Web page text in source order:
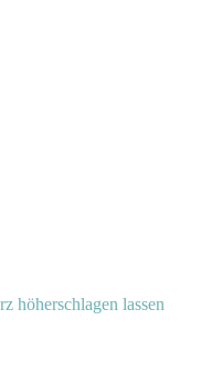
höherschlagen lassen